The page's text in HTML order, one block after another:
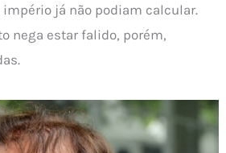
império já não podiam calcular.
nega estar falido, porém,